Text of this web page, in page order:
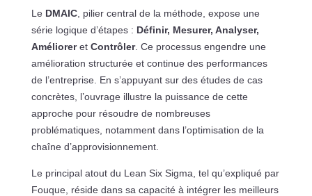
Le DMAIC, pilier central de la méthode, expose une
série logique d’étapes : Définir, Mesurer, Analyser,
Amélioreret Contrôler. Ce processus engendre une
amélioration structurée et continue des performances
de l’entreprise. En s’appuyant sur des études de cas
concrètes, l’ouvrage illustre la puissance de cette
approche pour résoudre de nombreuses
problématiques, notamment dans l’optimisation de la
chaîne d’approvisionnement.
Le principal atout du Lean Six Sigma, tel qu’expliqué par
Fouque, réside dans sa capacité à intégrer les meilleurs